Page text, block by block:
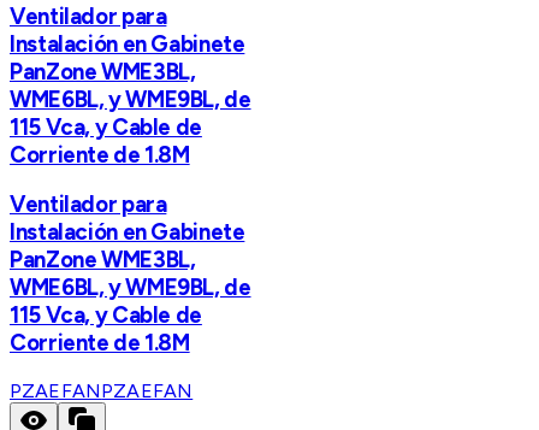
Ventilador para
Instalación en Gabinete
PanZone WME3BL,
WME6BL, y WME9BL, de
115 Vca, y Cable de
Corriente de 1.8M
Ventilador para
Instalación en Gabinete
PanZone WME3BL,
WME6BL, y WME9BL, de
115 Vca, y Cable de
Corriente de 1.8M
PZAEFANPZAEFAN